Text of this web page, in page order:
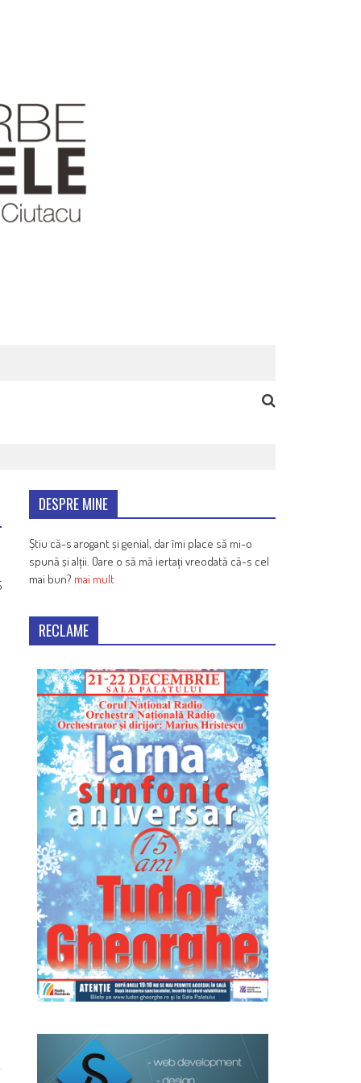
DESPRE MINE
Știu că-s arogant și genial, dar îmi place să mi-o
spună și alții. Oare o să mă iertați vreodată că-s cel
mai bun? mai mult
RECLAME